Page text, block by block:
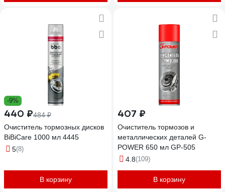
-9%
440 ₽484 ₽
Очиститель тормозных дисков
BiBiCare 1000 мл 4445
5(8)
В корзину
407 ₽
Очиститель тормозов и
металлических деталей G-
POWER 650 мл GP-505
4.8(109)
В корзину